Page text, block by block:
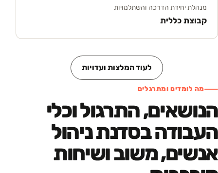
מנהלת יחידת הדרכה והשתלמויות
קבוצת כללית
לעוד המלצות ועדויות
מה לומדים ומתרגלים
הנושאים, התרגול וכלי
העבודה בסדנת ניהול
אנשים, משוב ושיחות